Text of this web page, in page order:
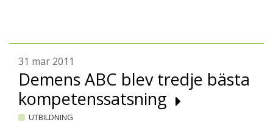
31 mar 2011
Demens ABC blev tredje bästa
kompetenssatsning
UTBILDNING